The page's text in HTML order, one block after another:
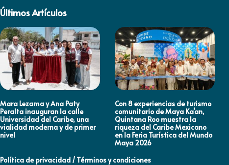
Últimos Artículos
Mara Lezama y Ana Paty
Peralta inauguran la calle
Universidad del Caribe, una
vialidad moderna y de primer
nivel
Con 8 experiencias de turismo
comunitario de Maya Ka’an,
Quintana Roo muestra la
riqueza del Caribe Mexicano
en la Feria Turística del Mundo
Maya 2026
Política de privacidad / Términos y condiciones